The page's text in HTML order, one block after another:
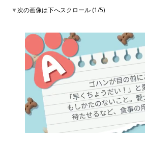
▼次の画像は下へスクロール (1/5)